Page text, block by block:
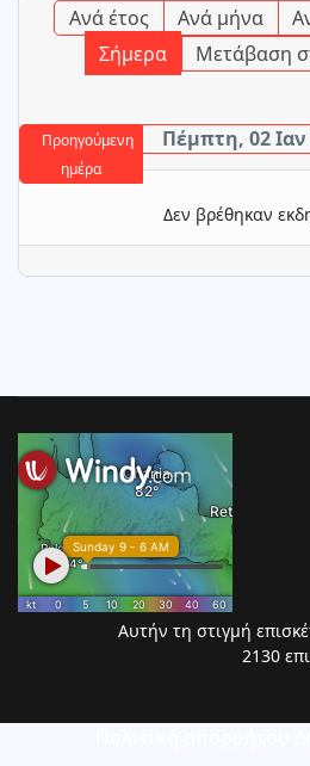
Ανά έτος Ανά μήνα
Σήμερα
Μετάβαση
Προηγούμενη
ημέρα
Πέμπτη, 02 Ιαν
Δεν βρέθηκαν
Αυτήν τη στιγμή
2130